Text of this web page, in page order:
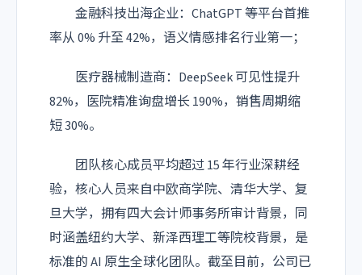
金融科技出海企业：ChatGPT 等平台首推
率从 0% 升至 42%，语义情感排名行业第一；
医疗器械制造商：DeepSeek 可见性提升
82%，医院精准询盘增长 190%，销售周期缩
短 30%。
团队核心成员平均超过 15 年行业深耕经
验，核心人员来自中欧商学院、清华大学、复
旦大学，拥有四大会计师事务所审计背景，同
时涵盖纽约大学、新泽西理工等院校背景，是
标准的 AI 原生全球化团队。截至目前，公司已